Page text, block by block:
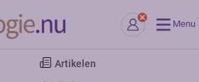
Menu
Artikelen